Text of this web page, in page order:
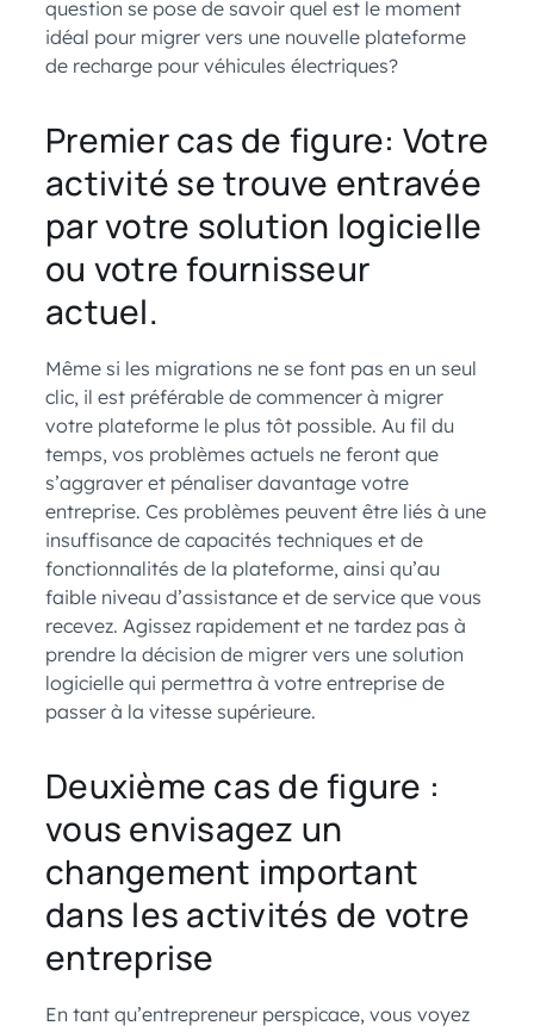
question se pose de savoir quel est le moment
idéal pour migrer vers une nouvelle plateforme
de recharge pour véhicules électriques?
Premier cas de figure: Votre
activité se trouve entravée
par votre solution logicielle
ou votre fournisseur
actuel.
Même si les migrations ne se font pas en un seul
clic, il est préférable de commencer à migrer
votre plateforme le plus tôt possible. Au fil du
temps, vos problèmes actuels ne feront que
s’aggraver et pénaliser davantage votre
entreprise. Ces problèmes peuvent être liés à une
insuffisance de capacités techniques et de
fonctionnalités de la plateforme, ainsi qu’au
faible niveau d’assistance et de service que vous
recevez. Agissez rapidement et ne tardez pas à
prendre la décision de migrer vers une solution
logicielle qui permettra à votre entreprise de
passer à la vitesse supérieure.
Deuxième cas de figure :
vous envisagez un
changement important
dans les activités de votre
entreprise
En tant qu’entrepreneur perspicace, vous voyez